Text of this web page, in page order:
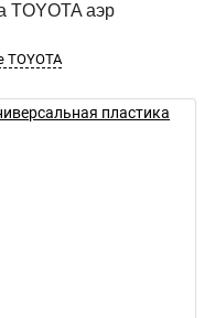
TOYOTA аэр
TOYOTA